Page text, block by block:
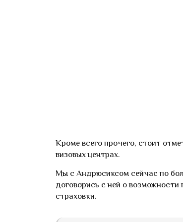
Кроме всего прочего, стоит
визовых центрах.
Мы с Андрюсиксом сейчас по
договорись с ней о
страховки.